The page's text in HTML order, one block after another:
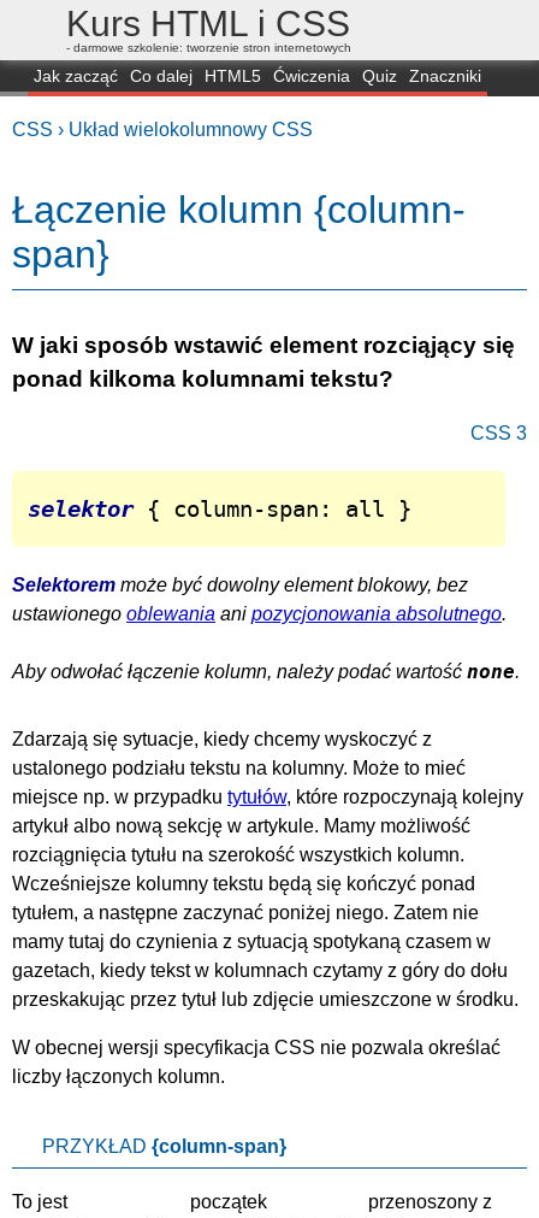
Kurs HTML i CSS
- darmowe szkolenie: tworzenie stron internetowych
Jak zacząć Co dalej HTML5 Ćwiczenia Quiz
Znaczniki
CSS › Układ wielokolumnowy CSS
Łączenie kolumn {column-
span}
W jaki sposób wstawić element rozciąjący się
ponad kilkoma kolumnami tekstu?
CSS 3
selektor { column-span: all }
Selektorem może być dowolny element blokowy, bez
ustawionego oblewania ani pozycjonowania absolutnego.
Aby odwołać łączenie kolumn, należy podać wartość none.
Zdarzają się sytuacje, kiedy chcemy wyskoczyć z
ustalonego podziału tekstu na kolumny. Może to mieć
miejsce np. w przypadku tytułów, które rozpoczynają kolejny
artykuł albo nową sekcję w artykule. Mamy możliwość
rozciągnięcia tytułu na szerokość wszystkich kolumn.
Wcześniejsze kolumny tekstu będą się kończyć ponad
tytułem, a następne zaczynać poniżej niego. Zatem nie
mamy tutaj do czynienia z sytuacją spotykaną czasem w
gazetach, kiedy tekst w kolumnach czytamy z góry do dołu
przeskakując przez tytuł lub zdjęcie umieszczone w środku.
W obecnej wersji specyfikacja CSS nie pozwala określać
liczby łączonych kolumn.
PRZYKŁAD {column-span}
To jest
początek
przenoszony z